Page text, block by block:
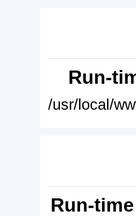
Run-
/usr/local/
Run-